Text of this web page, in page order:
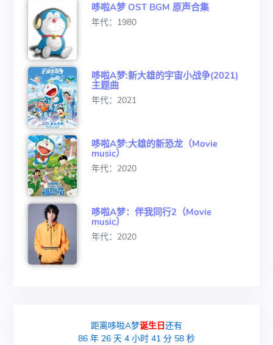
哆啦A梦 OST BGM 原声合集
年代：1980
哆啦A梦:新大雄的宇宙小战争(2021)
主题曲
年代：2021
哆啦A梦:大雄的新恐龙（Movie
music）
年代：2020
哆啦A梦：伴我同行2（Movie
music）
年代：2020
距离哆啦A梦诞生日还有
86 年26 天4 小时41 分57 秒